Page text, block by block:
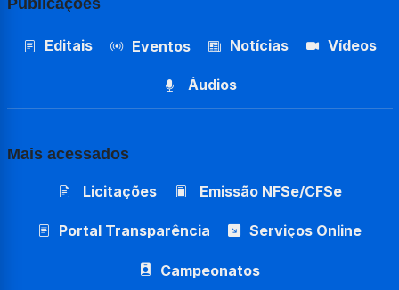
Publicações
Editais Eventos Notícias Vídeos
Áudios
Mais acessados
Licitações Emissão NFSe/CFSe
Portal Transparência Serviços Online
Campeonatos